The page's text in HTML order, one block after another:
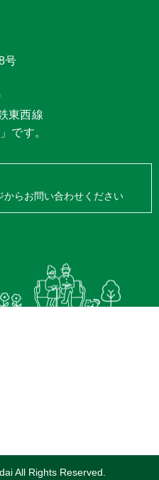
号
東西線
です。
らお問い合わせください
All Rights Reserved.